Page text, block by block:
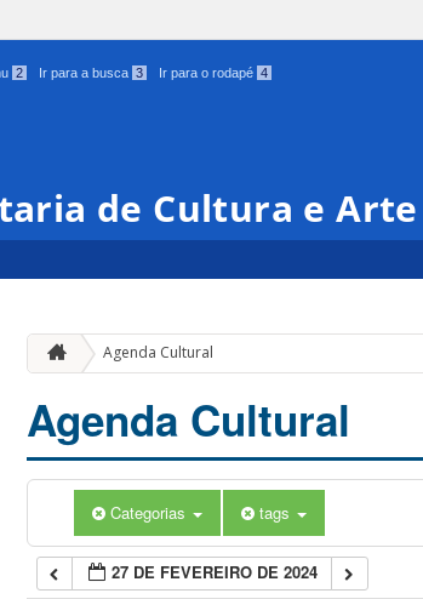
2 Ir para a busca 3 Ir para o rodapé 4
de Cultura e
Agenda Cultural
Agenda Cultural
Categorias tags
27 DE FEVEREIRO DE 2024